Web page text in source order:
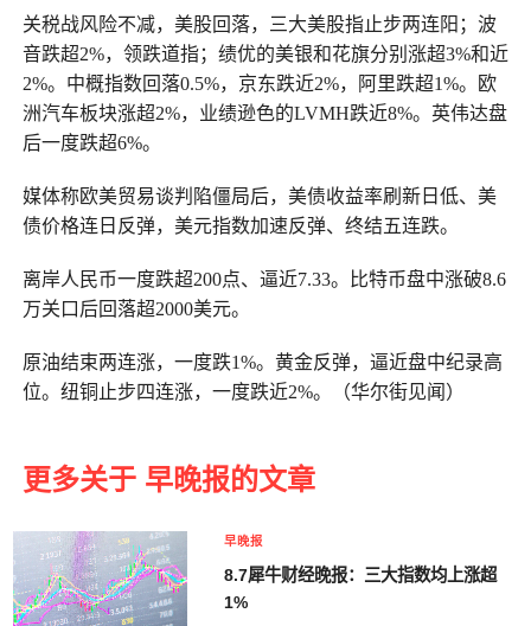
关税战风险不减，美股回落，三大美股指止步两连阳；波
音跌超2%，领跌道指；绩优的美银和花旗分别涨超3%和近
2%。中概指数回落0.5%，京东跌近2%，阿里跌超1%。欧
洲汽车板块涨超2%，业绩逊色的LVMH跌近8%。英伟达盘
后一度跌超6%。
媒体称欧美贸易谈判陷僵局后，美债收益率刷新日低、美
债价格连日反弹，美元指数加速反弹、终结五连跌。
离岸人民币一度跌超200点、逼近7.33。比特币盘中涨破8.6
万关口后回落超2000美元。
原油结束两连涨，一度跌1%。黄金反弹，逼近盘中纪录高
位。纽铜止步四连涨，一度跌近2%。（华尔街见闻）
更多关于 早晚报的文章
早晚报
8.7犀牛财经晚报：三大指数均上涨超
1%